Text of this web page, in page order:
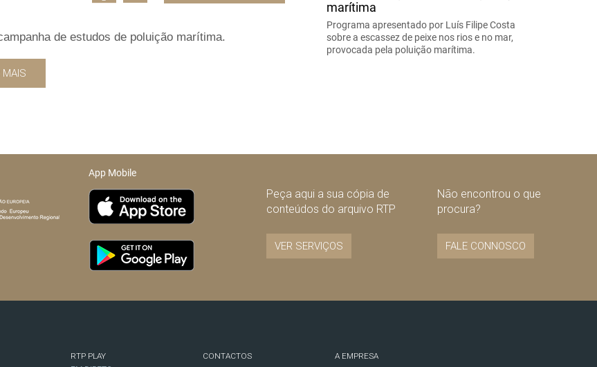
de estudos de poluição marítima.
MAIS
marítima
Programa apresentado por Luís Filipe Costa
sobre a escassez de peixe nos rios e no mar,
provocada pela poluição marítima.
App Mobile
Peça aqui a sua cópia de
conteúdos do arquivo RTP
VER SERVIÇOS
Não encontrou o que
procura?
FALE CONNOSCO
RTP PLAY
CONTACTOS
A EMPRESA